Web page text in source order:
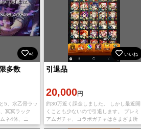
×4
多数
5、水乙骨ラッ
冥冥ラック
ネ4体、ニ
ク15が1と5が
いいね
引退品
20,000円
約30万近く課金しました。 しかし最近開
くことも少ないので引退します。 プレミ
アムガチャ、コラボガチャはさまざま所
有しております。画像を参照してくださ